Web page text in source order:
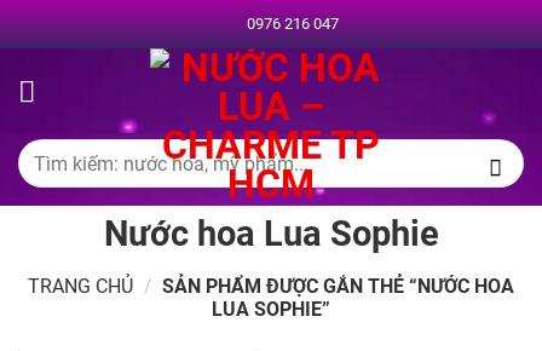
Chuyển
đến
dung
0976 216 047
Tìm
kiếm:
Nước hoa Lua Sophie
TRANG CHỦ / SẢN PHẨM ĐƯỢC GẮN THẺ “NƯỚC HOA
LUA SOPHIE”